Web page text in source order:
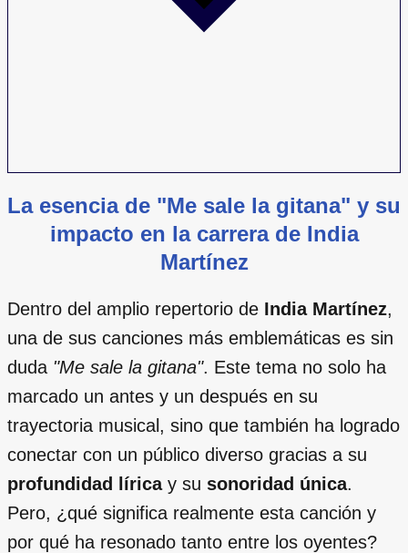
La esencia de "Me sale la gitana" y su
impacto en la carrera de India
Martínez
Dentro del amplio repertorio de India Martínez,
una de sus canciones más emblemáticas es sin
duda "Me sale la gitana". Este tema no solo ha
marcado un antes y un después en su
trayectoria musical, sino que también ha logrado
conectar con un público diverso gracias a su
profundidad líricay su sonoridad única.
Pero, ¿qué significa realmente esta canción y
por qué ha resonado tanto entre los oyentes?